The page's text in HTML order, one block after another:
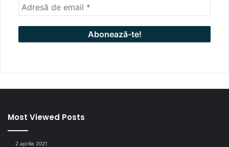
Most Viewed Posts
2 aprilie 2021